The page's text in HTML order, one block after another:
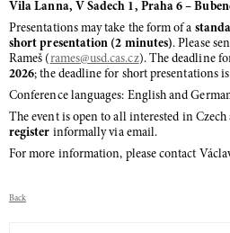
Vila Lanna, V Sadech 1, Praha 6 –
Presentations may take the form of a
short presentation (2 minutes). Please
Rameš ( rames@usd.cas.cz). The deadline
2026; the deadline for short presentations
Conference languages: English and
The event is open to all interested in Czech
register informally via email.
For more information, please contact
Back